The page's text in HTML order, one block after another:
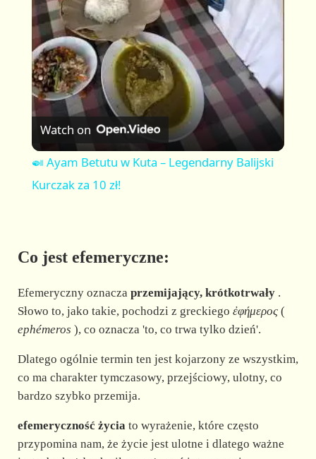
a
y
V
i
o
Watch on
🍛 Ayam Betutu w Kuta – Legendarny Balijski
Kurczak za 10 zł!
Co jest efemeryczne:
Efemeryczny oznacza przemijający, krótkotrwały.
Słowo to, jako takie, pochodzi z greckiego ἐφήμερος(
ephémeros ), co oznacza 'to, co trwa tylko dzień'.
Dlatego ogólnie termin ten jest kojarzony ze wszystkim,
co ma charakter tymczasowy, przejściowy, ulotny, co
bardzo szybko przemija.
efemeryczność życiato wyrażenie, które często
przypomina nam, że życie jest ulotne i dlatego ważne